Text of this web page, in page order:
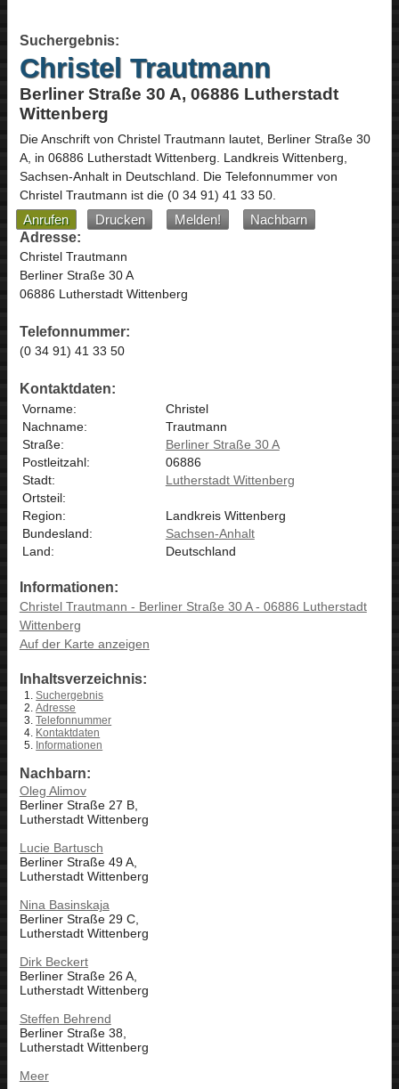
Suchergebnis:
Christel Trautmann
Berliner Straße 30 A, 06886 Lutherstadt
Wittenberg
Die Anschrift von Christel Trautmann lautet, Berliner Straße 30
A, in 06886 Lutherstadt Wittenberg. Landkreis Wittenberg,
Sachsen-Anhaltin Deutschland. Die Telefonnummer von
Christel Trautmann ist die (0 34 91) 41 33 50.
Anrufen Drucken Melden!
Nachbarn
Adresse:
Christel Trautmann
Berliner Straße 30 A
06886 Lutherstadt Wittenberg
Telefonnummer:
(0 34 91) 41 33 50
Kontaktdaten:
Vorname:
Christel
Nachname:
Trautmann
Straße:
Berliner Straße 30 A
Postleitzahl:
06886
Stadt:
Lutherstadt Wittenberg
Ortsteil:
Region:
Landkreis Wittenberg
Bundesland:
Sachsen-Anhalt
Land:
Deutschland
Informationen:
Christel Trautmann - Berliner Straße 30 A - 06886 Lutherstadt
Wittenberg
Auf der Karte anzeigen
Inhaltsverzeichnis:
Suchergebnis
Adresse
Telefonnummer
Kontaktdaten
Informationen
Nachbarn:
Oleg Alimov
Berliner Straße 27 B,
Lutherstadt Wittenberg
Lucie Bartusch
Berliner Straße 49 A,
Lutherstadt Wittenberg
Nina Basinskaja
Berliner Straße 29 C,
Lutherstadt Wittenberg
Dirk Beckert
Berliner Straße 26 A,
Lutherstadt Wittenberg
Steffen Behrend
Berliner Straße 38,
Lutherstadt Wittenberg
Meer